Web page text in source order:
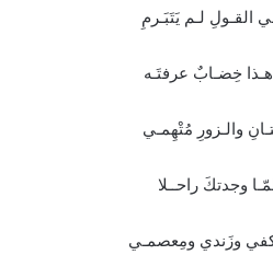
القـولِ لـم يَتَبَـرمِ
خِضـابٌ عرفتَـه
والـزورِ مُتْهِمـي
وجدتكَ راحــلا
وزَندي ومِعصمـي